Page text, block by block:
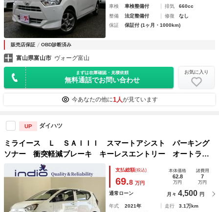
車検
車検整備付 排気
660cc
整備
法定整備付 修復
なし
保証
保証付 (1ヶ月・1000km)
販売店保証 OBD診断済み
富山県富山市 ヴォーグ富山
まずは在庫確認・見積依頼
無料通話でお問い合わせ
お気に入り
今あなたの他に1人が見ています
UP ダイハツ
ミライース Ｌ ＳＡＩＩＩ スマートアシスト パーキング
ソナー 衝突軽減ブレーキ キーレスエントリー オートライ
支払総額(税込)
69.8 万円
本体価格
62.8
万円
諸費用
7
万円
通常ローン 月々 4,500 円
年式 2021年 走行
3.1万km